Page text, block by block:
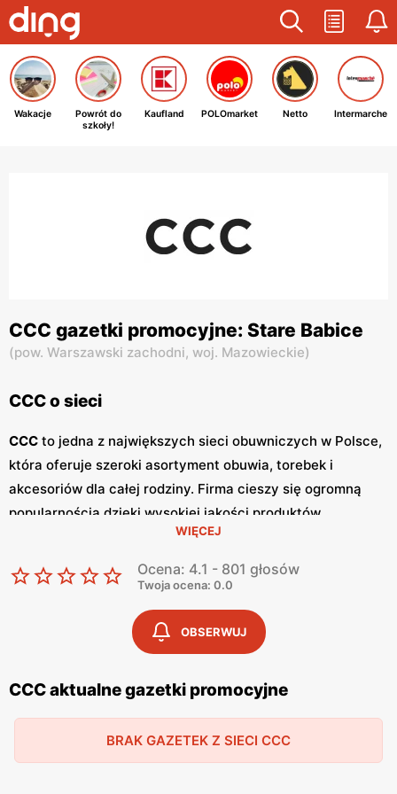
Wakacje
Powrót do
szkoły!
Kaufland POLOmarket Netto Intermarche
CCC gazetki promocyjne: Stare Babice
(pow. Warszawski zachodni, woj. Mazowieckie)
CCC o sieci
CCC to jedna z największych sieci obuwniczych w Polsce,
która oferuje szeroki asortyment obuwia, torebek i
akcesoriów dla całej rodziny. Firma cieszy się ogromną
popularnością dzięki wysokiej jakości produktów,
nowoczesnym wzorom oraz atrakcyjnym
Klienci cenią sobie również częstepromocje
umożliwiają zakupy w wyjątkowo korzystnych warunkach.
regularnie publikujegazetki promocyjne
których prezentowane są najnowsze kolekcje, wyprzedaże
oraz specjalne oferty.Gazetkite są dostępne zarówno w
sklepach stacjonarnych, jak i online, co pozwala klientom
na bieżąco śledzić aktualne promocje
i planować zakupy.
dostarczając świeżych informacji o nowościach i
WIĘCEJ
Ocena: 4.1 - 801 głosów
Twoja ocena: 0.0
OBSERWUJ
CCC aktualne gazetki promocyjne
BRAK GAZETEK Z SIECI CCC